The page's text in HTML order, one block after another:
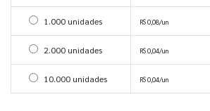
Selecionar 1000 unidades
1.000 unidades R$ 0,08/un
Selecionar 2000 unidades
2.000 unidades R$ 0,04/un
Selecionar 10000 unidades
10.000 unidades R$ 0,04/un